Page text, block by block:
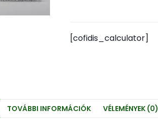
[cofidis_calculator]
TOVÁBBI INFORMÁCIÓK VÉLEMÉNYEK (0)